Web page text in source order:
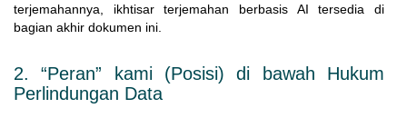
terjemahannya, ikhtisar terjemahan berbasis AI tersedia di
bagian akhir dokumen ini.
2. “Peran” kami (Posisi) di bawah Hukum
Perlindungan Data